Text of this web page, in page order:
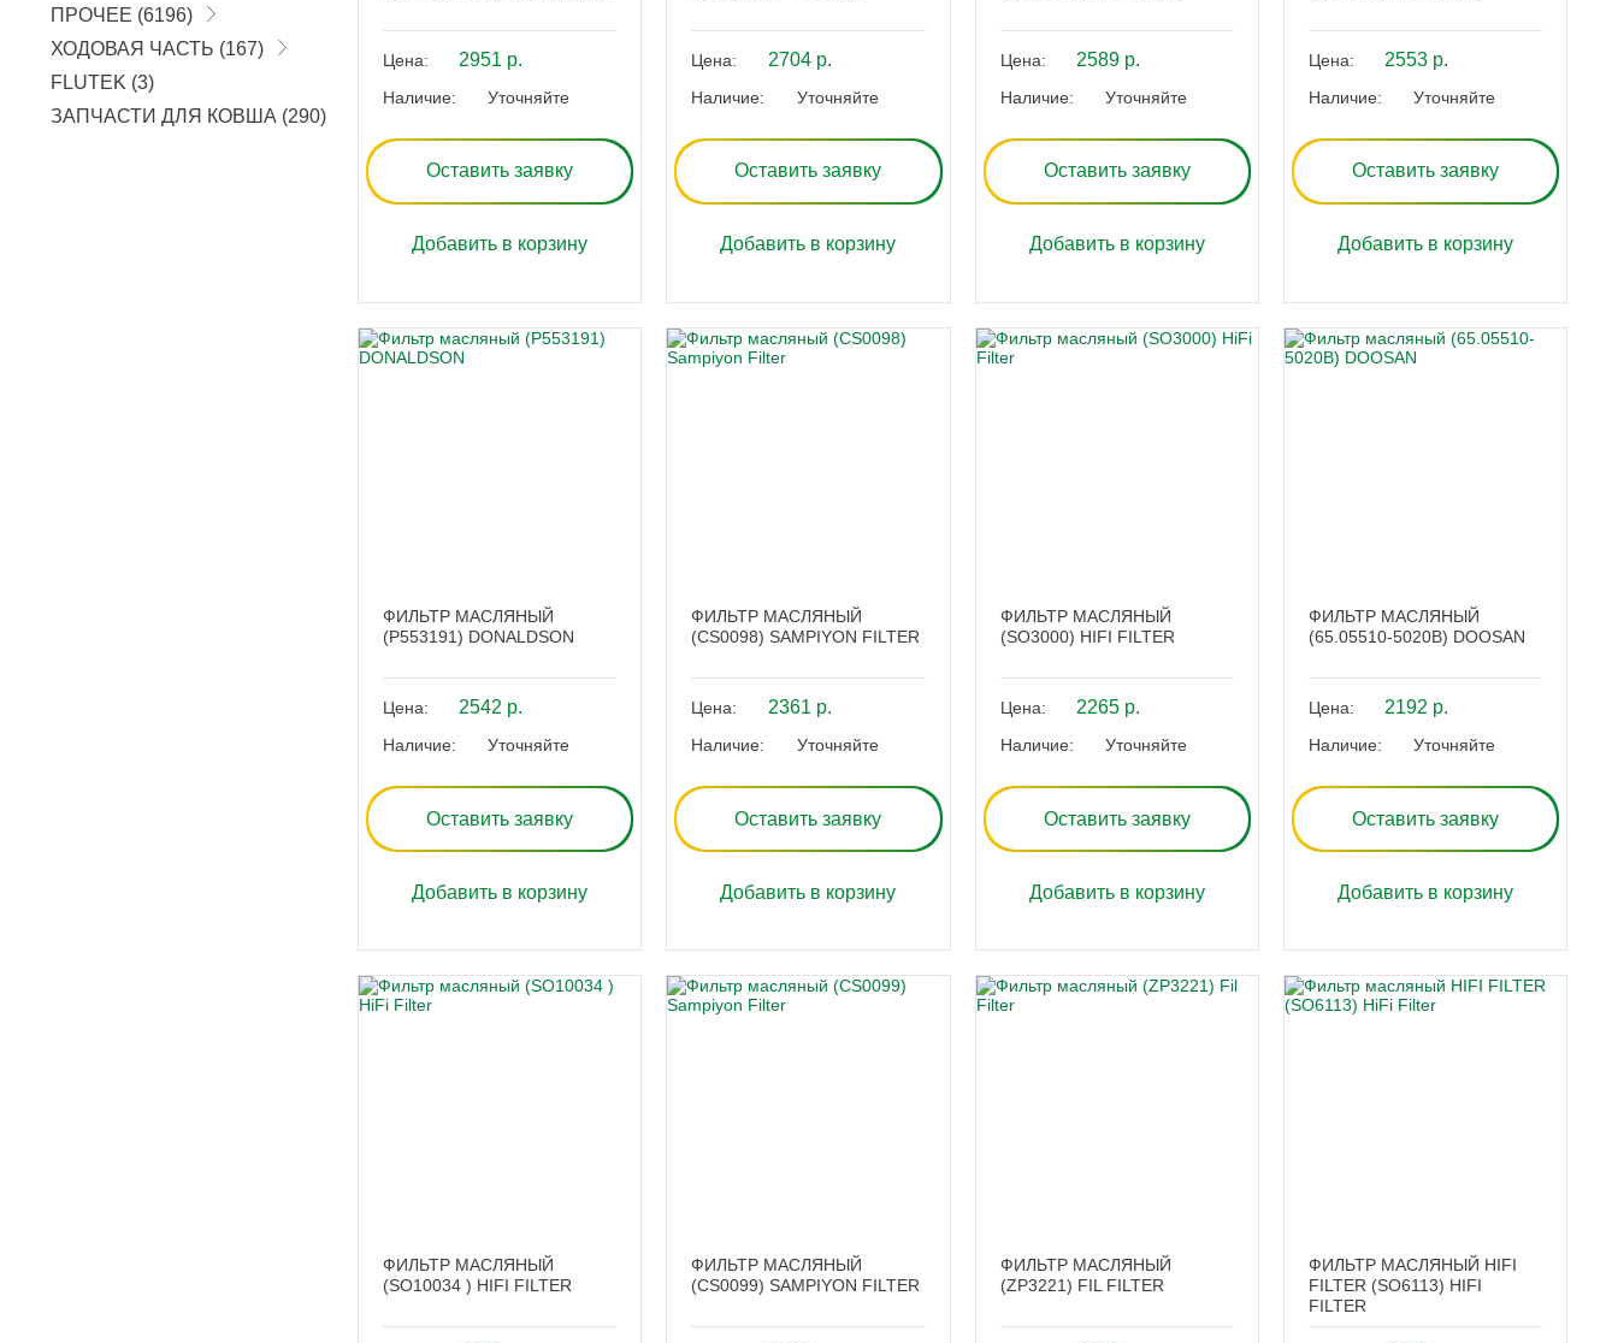
ПРОЧЕЕ (6196)
ХОДОВАЯ ЧАСТЬ (167)
FLUTEK (3)
ЗАПЧАСТИ ДЛЯ КОВША (290)
Цена: 2951 р.
Наличие: Уточняйте
Оставить заявку
Добавить в корзину
Цена: 2704 р.
Наличие: Уточняйте
Оставить заявку
Добавить в корзину
Цена: 2589 р.
Наличие: Уточняйте
Оставить заявку
Добавить в корзину
Цена: 2553 р.
Наличие: Уточняйте
Оставить заявку
Добавить в корзину
ФИЛЬТР МАСЛЯНЫЙ
(P553191) DONALDSON
Цена: 2542 р.
Наличие: Уточняйте
Оставить заявку
Добавить в корзину
ФИЛЬТР МАСЛЯНЫЙ
(CS0098) SAMPIYON FILTER
Цена: 2361 р.
Наличие: Уточняйте
Оставить заявку
Добавить в корзину
ФИЛЬТР МАСЛЯНЫЙ
(SO3000) HIFI FILTER
Цена: 2265 р.
Наличие: Уточняйте
Оставить заявку
Добавить в корзину
ФИЛЬТР МАСЛЯНЫЙ
(65.05510-5020B) DOOSAN
Цена: 2192 р.
Наличие: Уточняйте
Оставить заявку
Добавить в корзину
ФИЛЬТР МАСЛЯНЫЙ
(SO10034 ) HIFI FILTER
ФИЛЬТР МАСЛЯНЫЙ
(CS0099) SAMPIYON FILTER
ФИЛЬТР МАСЛЯНЫЙ
(ZP3221) FIL FILTER
ФИЛЬТР МАСЛЯНЫЙ HIFI
FILTER (SO6113) HIFI
FILTER